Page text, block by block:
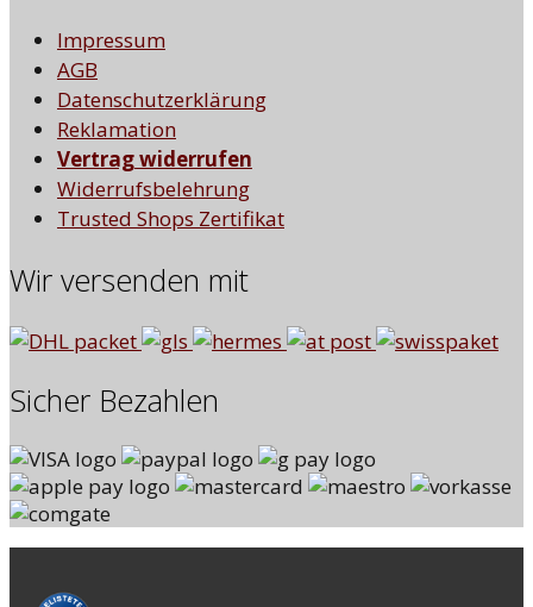
Impressum
AGB
Datenschutzerklärung
Reklamation
Vertrag widerrufen
Widerrufsbelehrung
Trusted Shops Zertifikat
Wir versenden mit
Sicher Bezahlen